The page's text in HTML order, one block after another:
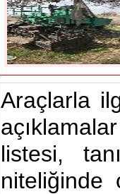
Araçlarla
listesi,
niteliğinde